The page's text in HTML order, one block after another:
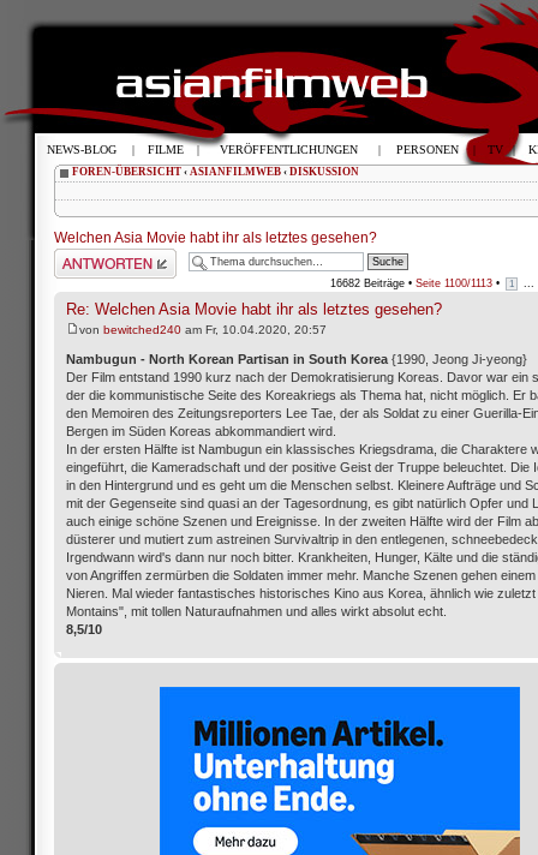
FOREN-ÜBERSICHT ‹ ASIANFILMWEB ‹ DISKUSSION
Welchen Asia Movie habt ihr als letztes gesehen?
Antwort schreiben
16682 Beiträge • Seite 1100/1113 • 1
Re: Welchen Asia Movie habt ihr als letztes gesehen?
von bewitched240 am Fr, 10.04.2020, 20:57
Nambugun - North Korean Partisan in South Korea {1990, Jeong Ji-yeong}
Der Film entstand 1990 kurz nach der Demokratisierung Koreas. Davor war ein
der die kommunistische Seite des Koreakriegs als Thema hat, nicht möglich. Er
den Memoiren des Zeitungsreporters Lee Tae, der als Soldat zu einer Guerilla-
Bergen im Süden Koreas abkommandiert wird.
In der ersten Hälfte ist Nambugun ein klassisches Kriegsdrama, die Charaktere
eingeführt, die Kameradschaft und der positive Geist der Truppe beleuchtet. Die
in den Hintergrund und es geht um die Menschen selbst. Kleinere Aufträge und
mit der Gegenseite sind quasi an der Tagesordnung, es gibt natürlich Opfer und
auch einige schöne Szenen und Ereignisse. In der zweiten Hälfte wird der Film
düsterer und mutiert zum astreinen Survivaltrip in den entlegenen,
Irgendwann wird's dann nur noch bitter. Krankheiten, Hunger, Kälte und die
von Angriffen zermürben die Soldaten immer mehr. Manche Szenen gehen
Nieren. Mal wieder fantastisches historisches Kino aus Korea, ähnlich wie
Montains", mit tollen Naturaufnahmen und alles wirkt absolut echt.
8,5/10
NEWS-BLOG | FILME | VERÖFFENTLICHUNGEN | PERSONEN | TV |